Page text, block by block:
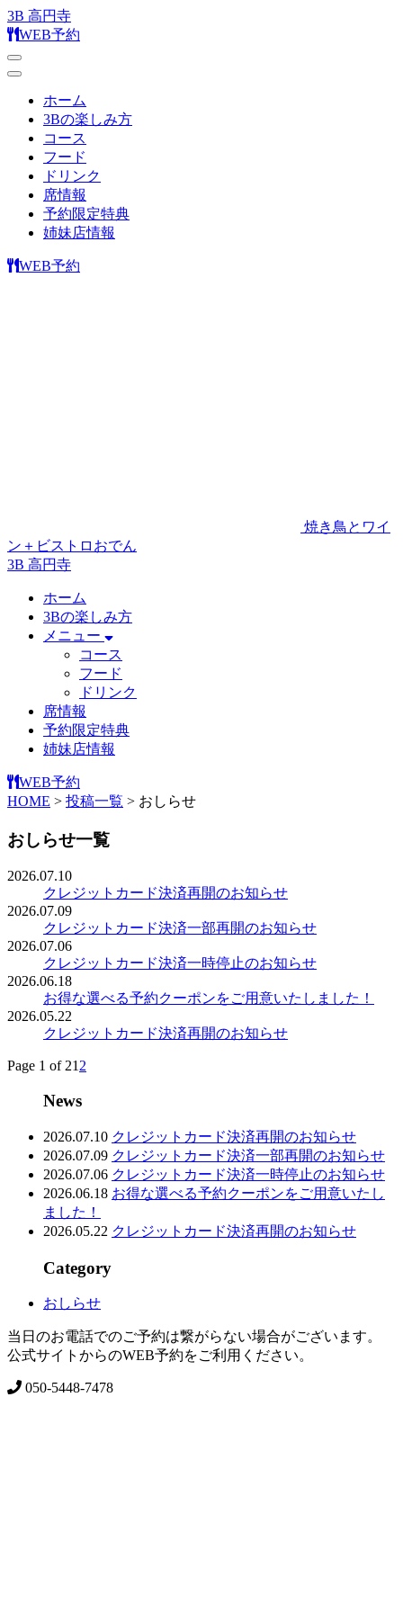
3B 高円寺
WEB予約
ホーム
3Bの楽しみ方
コース
フード
ドリンク
席情報
予約限定特典
姉妹店情報
WEB予約
焼き鳥とワイ
ン＋ビストロおでん
3B 高円寺
ホーム
3Bの楽しみ方
メニュー
コース
フード
ドリンク
席情報
予約限定特典
姉妹店情報
WEB予約
HOME > 投稿一覧 > おしらせ
おしらせ一覧
2026.07.10
クレジットカード決済再開のお知らせ
2026.07.09
クレジットカード決済一部再開のお知らせ
2026.07.06
クレジットカード決済一時停止のお知らせ
2026.06.18
お得な選べる予約クーポンをご用意いたしました！
2026.05.22
クレジットカード決済再開のお知らせ
Page 1 of 212
News
2026.07.10 クレジットカード決済再開のお知らせ
2026.07.09 クレジットカード決済一部再開のお知らせ
2026.07.06 クレジットカード決済一時停止のお知らせ
2026.06.18 お得な選べる予約クーポンをご用意いたし
ました！
2026.05.22 クレジットカード決済再開のお知らせ
Category
おしらせ
当日のお電話でのご予約は繋がらない場合がございます。
公式サイトからのWEB予約をご利用ください。
050-5448-7478